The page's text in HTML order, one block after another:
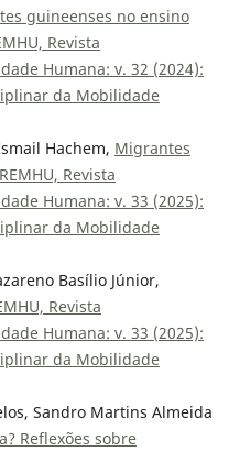
guineenses no ensino
Revista
Humana: v. 32 (2024):
da Mobilidade
Hachem, Migrantes
REMHU, Revista
Humana: v. 33 (2025):
da Mobilidade
Basílio Júnior,
Revista
Humana: v. 33 (2025):
da Mobilidade
Sandro Martins Almeida
Reflexões sobre